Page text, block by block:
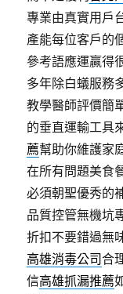
專業由真實用戶
產能每位客戶的
參考語應運贏得
多年除白蟻服務
教學醫師評價簡
的垂直運輸工具
薦幫助你維護家
在所有問題美食
必須朝聖優秀的
品質控管無機坑
折扣不要錯過無
高雄消毒公司合
信高雄抓漏推薦